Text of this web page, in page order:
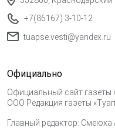
+7(86167) 3-10-12
tuapse.vesti@yandex.ru
Официально
Официальный сайт газеты
ООО Редакция газеты
Главный редактор: Смеюха